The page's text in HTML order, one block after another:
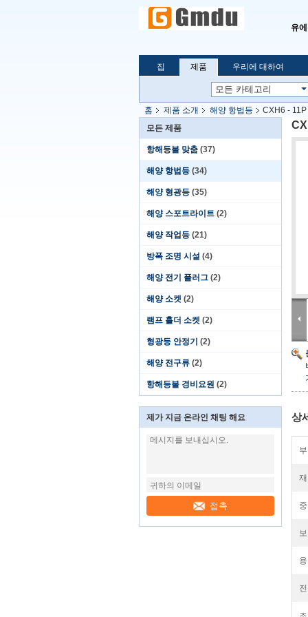
유
집 제품 우리에 대하여
홈 제품 소개 해양 항법등
CXH6 -
모든 제품
항해등불 맞춤 (37)
해양 항법등 (34)
해양 형광등 (35)
해양 스포트라이트 (2)
해양 작업등 (21)
방폭 조명 시설 (4)
해양 전기 플러그 (2)
해양 소켓 (2)
램프 홀더 소켓 (2)
형광등 안정기 (2)
해양 전구류 (2)
항해등불 경비요원 (2)
제가 지금 온라인 채팅 해요
접촉
상